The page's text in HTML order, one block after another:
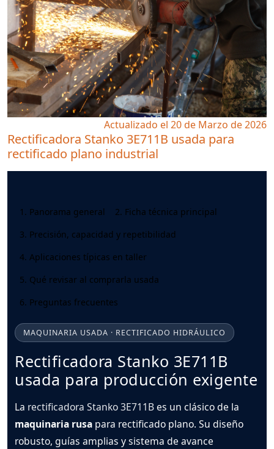
Actualizado el 20 de Marzo de 2026
Rectificadora Stanko 3E711B usada para
rectificado plano industrial
1. Panorama general
2. Ficha técnica principal
3. Precisión, capacidad y repetibilidad
4. Aplicaciones típicas en taller
5. Qué revisar al comprarla usada
6. Preguntas frecuentes
MAQUINARIA USADA · RECTIFICADO HIDRÁULICO
Rectificadora Stanko 3E711B
usada para producción exigente
La rectificadora Stanko 3E711Bes un clásico de la
maquinaria rusa para rectificado plano. Su diseño
robusto, guías amplias y sistema de avance